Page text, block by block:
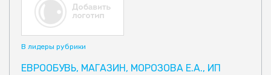
В лидеры рубрики
ЕВРООБУВЬ, МАГАЗИН, МОРОЗОВА Е.А., ИП